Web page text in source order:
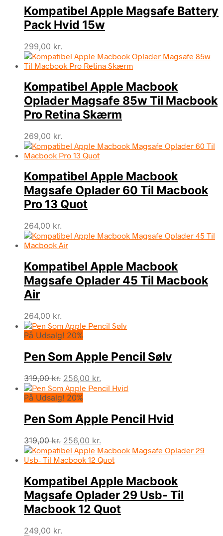
Kompatibel Apple Magsafe Battery
Pack Hvid 15w
299,00 kr.
Kompatibel Apple Macbook
Oplader Magsafe 85w Til Macbook
Pro Retina Skærm
269,00 kr.
Kompatibel Apple Macbook
Magsafe Oplader 60 Til Macbook
Pro 13 Quot
264,00 kr.
Kompatibel Apple Macbook
Magsafe Oplader 45 Til Macbook
Air
264,00 kr.
På Udsalg! 20%
Pen Som Apple Pencil Sølv
319,00kr. Den
oprindelige
pris
319,00 kr..
256,00 kr.
aktuelle
256,00 kr..
På Udsalg! 20%
Pen Som Apple Pencil Hvid
319,00kr. Den
oprindelige
pris
319,00 kr..
256,00 kr.
aktuelle
pris
256,00 kr..
Kompatibel Apple Macbook
Magsafe Oplader 29 Usb- Til
Macbook 12 Quot
249,00 kr.